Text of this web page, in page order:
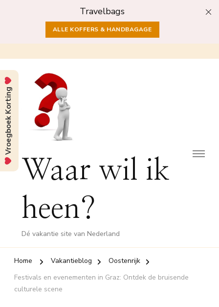
Travelbags
ALLE KOFFERS & HANDBAGAGE
Waar wil ik
heen?
Dé vakantie site van Nederland
Home Vakantieblog
Oostenrijk
Festivals en evenementen in Graz: Ontdek de bruisende
culturele scene
Vroegboek Korting